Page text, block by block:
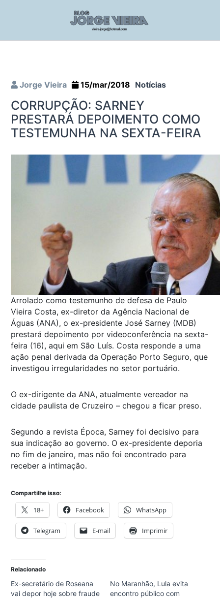
Jorge Vieira 15/mar/2018 Notícias
CORRUPÇÃO: SARNEY
PRESTARÁ DEPOIMENTO COMO
TESTEMUNHA NA SEXTA-FEIRA
Arrolado como testemunho de defesa de Paulo
Vieira Costa, ex-diretor da Agência Nacional de
Águas (ANA), o ex-presidente José Sarney (MDB)
prestará depoimento por videoconferência na sexta-
feira (16), aqui em São Luís. Costa responde a uma
ação penal derivada da Operação Porto Seguro, que
investigou irregularidades no setor portuário.
O ex-dirigente da ANA, atualmente vereador na
cidade paulista de Cruzeiro – chegou a ficar preso.
Segundo a revista Época, Sarney foi decisivo para
sua indicação ao governo. O ex-presidente deporia
no fim de janeiro, mas não foi encontrado para
receber a intimação.
Compartilhe isso:
18+ Facebook WhatsApp
Telegram E-mail Imprimir
Relacionado
Ex-secretário de Roseana
vai depor hoje sobre fraude
No Maranhão, Lula evita
encontro público com